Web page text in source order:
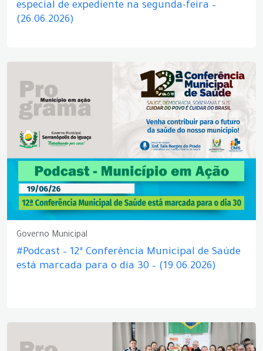
especial de expediente na segunda-feira –
(26.06.2026)
Governo Municipal
#Podcast – 12ª Conferência Municipal de Saúde
está marcada para o dia 30 – (19.06.2026)